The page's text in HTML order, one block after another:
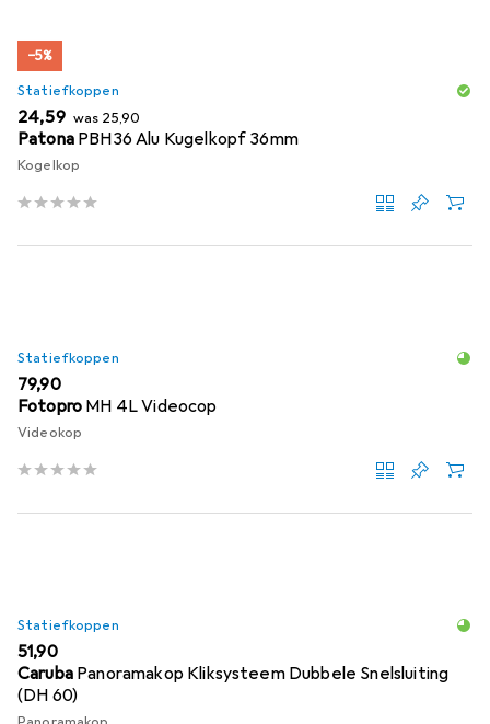
−5%
Statiefkoppen
EUR
24,59 was EUR
25,90
Patona PBH36 Alu Kugelkopf 36mm
Kogelkop
Statiefkoppen
EUR
79,90
Fotopro MH 4L Videocop
Videokop
Statiefkoppen
EUR
51,90
Caruba Panoramakop Kliksysteem Dubbele Snelsluiting
(DH 60)